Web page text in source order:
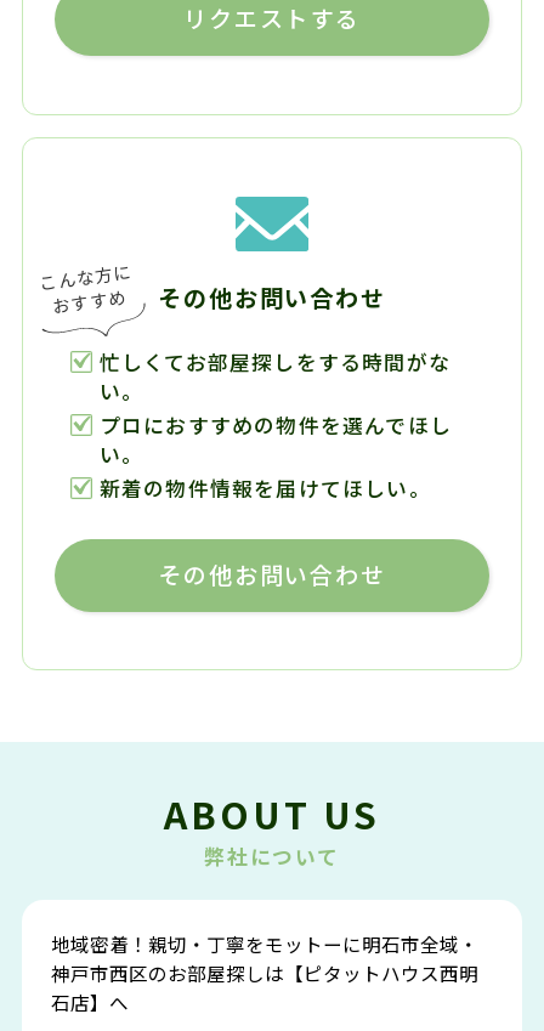
リクエストする
その他お問い合わせ
忙しくてお部屋探しをする時間がな
い。
プロにおすすめの物件を選んでほし
い。
新着の物件情報を届けてほしい。
その他お問い合わせ
ABOUT US
弊社について
地域密着！親切・丁寧をモットーに明石市全域・
神戸市西区のお部屋探しは【ピタットハウス西明
石店】へ